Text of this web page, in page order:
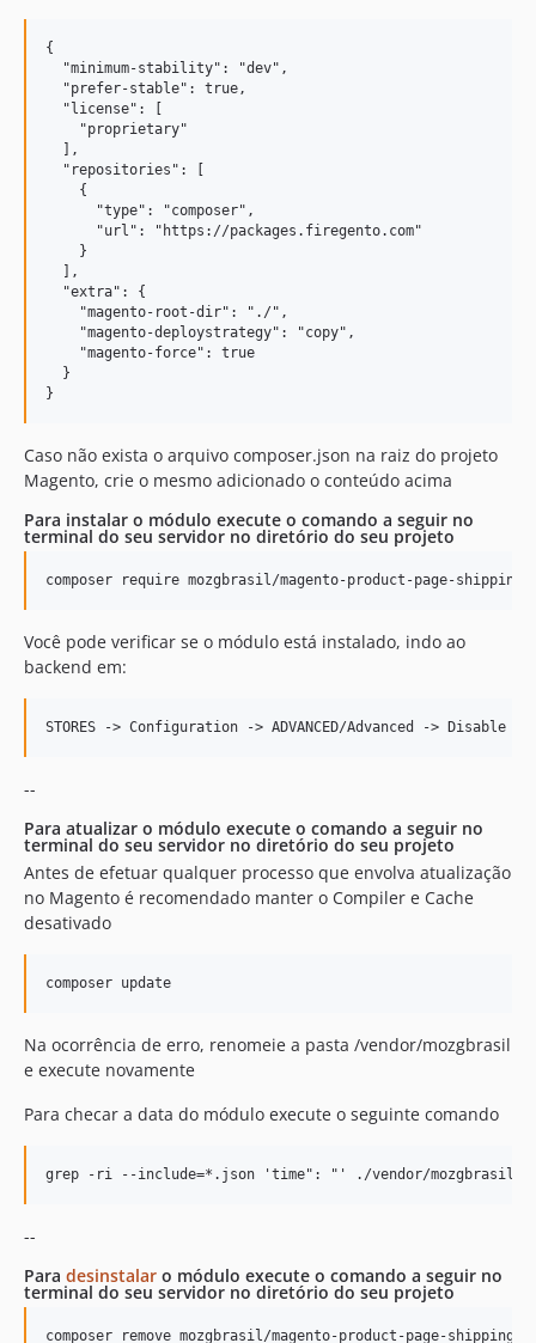
{
  "minimum-stability": "dev",
  "prefer-stable": true,
  "license": [
    "proprietary"
  ],
  "repositories": [
    {
      "type": "composer",
      "url": "https://packages.firegento.com"
    }
  ],
  "extra": {
    "magento-root-dir": "./",
    "magento-deploystrategy": "copy",
    "magento-force": true
  }
Caso não exista o arquivo composer.json na raiz do projeto
Magento, crie o mesmo adicionado o conteúdo acima
Para instalar o módulo execute o comando a seguir no
terminal do seu servidor no diretório do seu projeto
Você pode verificar se o módulo está instalado, indo ao
backend em:
--
Para atualizar o módulo execute o comando a seguir no
terminal do seu servidor no diretório do seu projeto
Antes de efetuar qualquer processo que envolva atualização
no Magento é recomendado manter o Compiler e Cache
desativado
Na ocorrência de erro, renomeie a pasta /vendor/mozgbrasil
e execute novamente
Para checar a data do módulo execute o seguinte comando
--
Para desinstalar o módulo execute o comando a seguir no
terminal do seu servidor no diretório do seu projeto